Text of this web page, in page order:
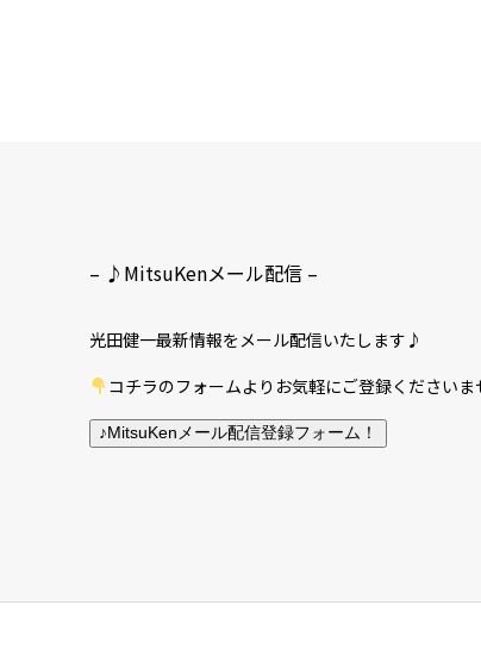
– ♪MitsuKenメール配信 –
光田健一最新情報をメール配信いたします♪
コチラのフォームよりお気軽にご登録くださいま
♪MitsuKenメール配信登録フォーム！